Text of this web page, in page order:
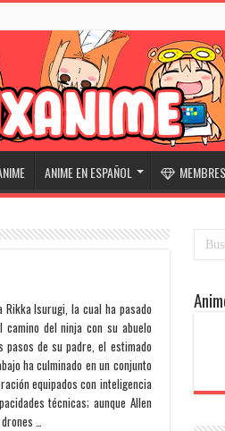
ANIME EN ESPAÑOL
Rikka Isurugi, la cual ha pasado
camino del ninja con su abuelo
pasos de su padre, el estimado
ha culminado en un conjunto
equipados con inteligencia
técnicas; aunque Allen
…